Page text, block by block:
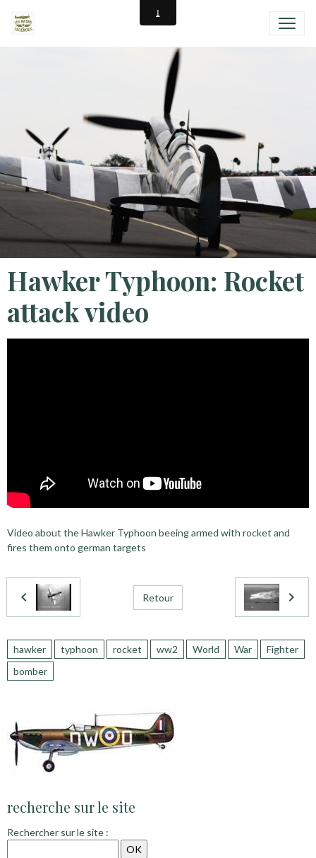
Hawker Typhoon: Rocket
attack video
Video about the Hawker Typhoon beeing armed with rocket and
fires them onto german targets
Retour
hawker typhoon rocket ww2 World War
Fighter
bomber
recherche sur le site
Rechercher sur le site :